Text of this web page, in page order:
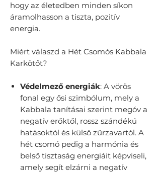
hogy az életedben minden síkon
áramolhasson a tiszta, pozitív
energia.
Miért válaszd a Hét Csomós Kabbala
Karkötőt?
Védelmező energiák: A vörös
fonal egy ősi szimbólum, mely a
Kabbala tanításai szerint megóv a
negatív erőktől, rossz szándékú
hatásoktól és külső zűrzavartól. A
hét csomó pedig a harmónia és
belső tisztaság energiáit képviseli,
amely segít elzárni a negatív